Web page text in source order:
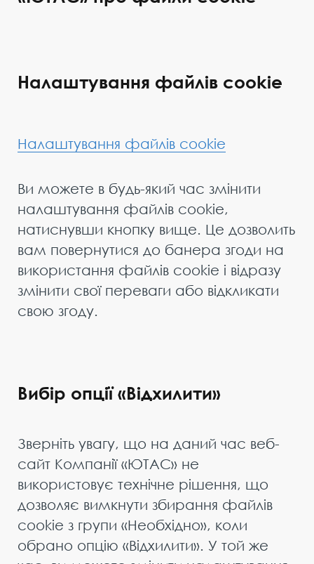
Налаштування файлів cookie
Налаштування файлів cookie
Ви можете в будь-який час змінити
налаштування файлів cookie,
натиснувши кнопку вище. Це дозволить
вам повернутися до банера згоди на
використання файлів cookie і відразу
змінити свої переваги або відкликати
свою згоду.
Вибір опції «Відхилити»
Зверніть увагу, що на даний час веб-
сайт Компанії «ЮТАС» не
використовує технічне рішення, що
дозволяє вимкнути збирання файлів
cookie з групи «Необхідно», коли
обрано опцію «Відхилити». У той же